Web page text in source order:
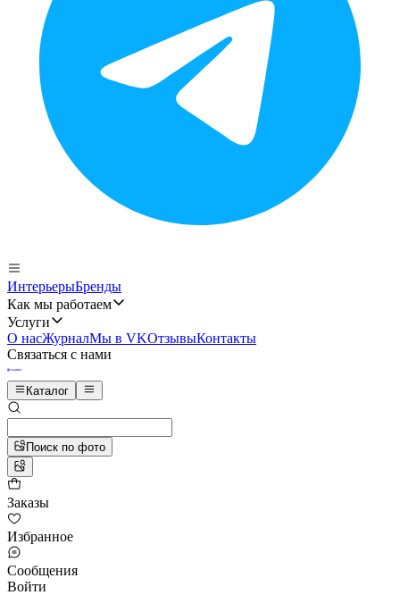
ИнтерьерыБренды
Как мы работаем
Услуги
О насЖурналМы в VKОтзывыКонтакты
Связаться с нами
Каталог
Поиск по фото
Заказы
Избранное
Сообщения
Войти